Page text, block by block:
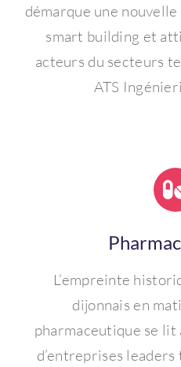
démarque une
smart building et
acteurs du secteurs
ATS
L’empreinte
dijonnais en
pharmaceutique se
d’entreprises